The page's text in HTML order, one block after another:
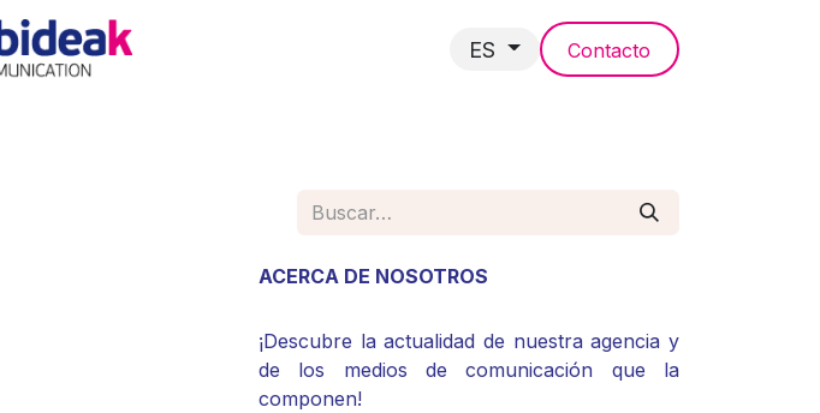
ES Contacto
ACERCA DE NOSOTROS
¡Descubre la actualidad de nuestra agencia y
de los medios de comunicación que la
componen!